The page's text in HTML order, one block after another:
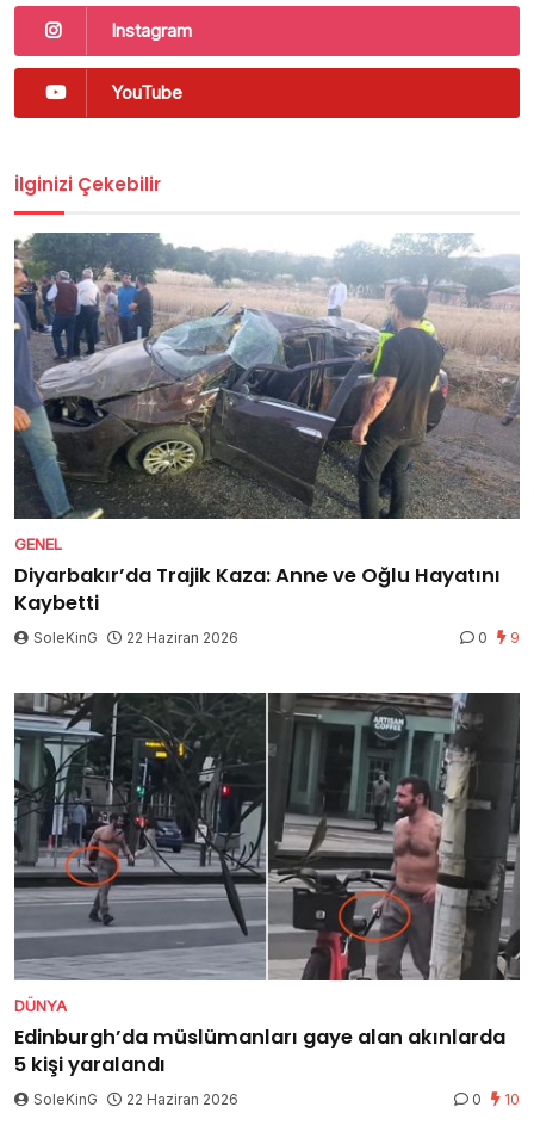
Instagram
YouTube
İlginizi Çekebilir
GENEL
Diyarbakır’da Trajik Kaza: Anne ve Oğlu Hayatını
Kaybetti
SoleKinG 22 Haziran 2026 0 9
DÜNYA
Edinburgh’da müslümanları gaye alan akınlarda
5 kişi yaralandı
SoleKinG 22 Haziran 2026 0 10